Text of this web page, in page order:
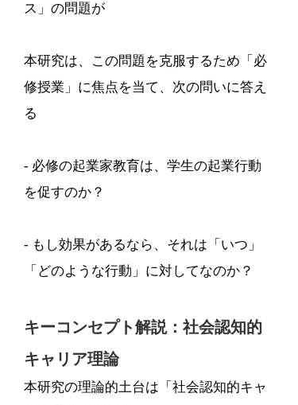
ス」の問題が
本研究は、この問題を克服するため「必
修授業」に焦点を当て、次の問いに答え
る
- 必修の起業家教育は、学生の起業行動
を促すのか？
- もし効果があるなら、それは「いつ」
「どのような行動」に対してなのか？
キーコンセプト解説：社会認知的
キャリア理論
本研究の理論的土台は「社会認知的キャ